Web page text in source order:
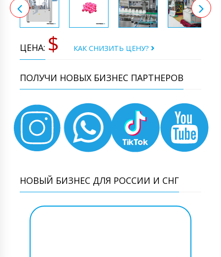
ЦЕНА: $ КАК СНИЗИТЬ ЦЕНУ?
ПОЛУЧИ НОВЫХ БИЗНЕС ПАРТНЕРОВ
НОВЫЙ БИЗНЕС ДЛЯ РОССИИ И СНГ